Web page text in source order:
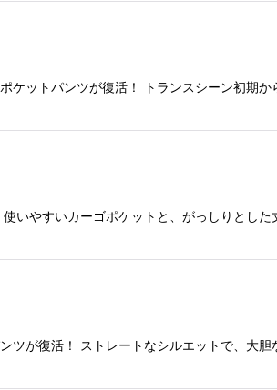
ケットパンツが復活！ トランスシーン初期
いやすいカーゴポケットと、がっしりとし
ツが復活！ ストレートなシルエットで、大